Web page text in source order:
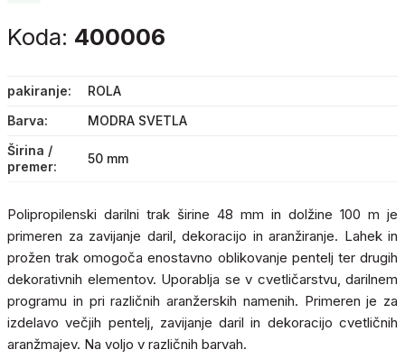
Koda: 400006
pakiranje
ROLA
Barva
MODRA SVETLA
Širina /
premer
50 mm
Polipropilenski darilni trak širine 48 mm in dolžine 100 m je
primeren za zavijanje daril, dekoracijo in aranžiranje. Lahek in
prožen trak omogoča enostavno oblikovanje pentelj ter drugih
dekorativnih elementov. Uporablja se v cvetličarstvu, darilnem
programu in pri različnih aranžerskih namenih. Primeren je za
izdelavo večjih pentelj, zavijanje daril in dekoracijo cvetličnih
aranžmajev. Na voljo v različnih barvah.